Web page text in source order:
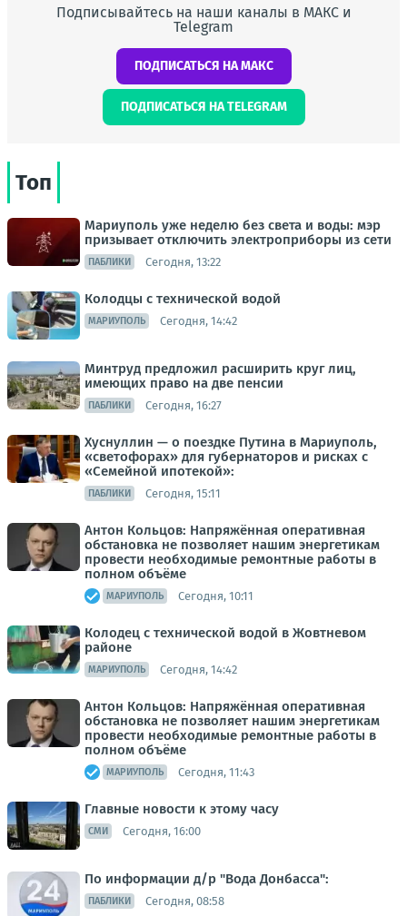
Подписывайтесь на наши каналы в МАКС и
Telegram
ПОДПИСАТЬСЯ НА МАКС
ПОДПИСАТЬСЯ НА TELEGRAM
Топ
Мариуполь уже неделю без света и воды: мэр
призывает отключить электроприборы из сети
ПАБЛИКИ Сегодня, 13:22
Колодцы с технической водой
МАРИУПОЛЬ Сегодня, 14:42
Минтруд предложил расширить круг лиц,
имеющих право на две пенсии
ПАБЛИКИ Сегодня, 16:27
Хуснуллин — о поездке Путина в Мариуполь,
«светофорах» для губернаторов и рисках с
«Семейной ипотекой»:
ПАБЛИКИ Сегодня, 15:11
Антон Кольцов: Напряжённая оперативная
обстановка не позволяет нашим энергетикам
провести необходимые ремонтные работы в
полном объёме
МАРИУПОЛЬ Сегодня, 10:11
Колодец с технической водой в Жовтневом
районе
МАРИУПОЛЬ Сегодня, 14:42
Антон Кольцов: Напряжённая оперативная
обстановка не позволяет нашим энергетикам
провести необходимые ремонтные работы в
полном объёме
МАРИУПОЛЬ Сегодня, 11:43
Главные новости к этому часу
СМИ Сегодня, 16:00
По информации д/р "Вода Донбасса":
ПАБЛИКИ Сегодня, 08:58